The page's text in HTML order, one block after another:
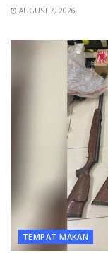
AUGUST 7, 2026
TEMPAT MAKAN